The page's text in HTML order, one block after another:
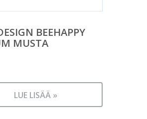
BEEHAPPY
MUSTA
LUE LISÄÄ »